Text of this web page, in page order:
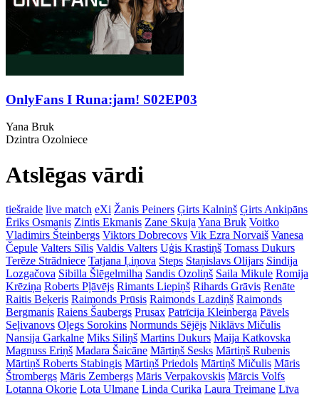
OnlyFans I Runa:jam! S02EP03
Yana Bruk
Dzintra Ozolniece
Atslēgas vārdi
tiešraide live match eXi Žanis Peiners Ģirts Kalniņš Ģirts Ankipāns
Ēriks Osmanis Zintis Ekmanis Zane Skuja Yana Bruk Voitko
Vladimirs Šteinbergs Viktors Dobrecovs Vik Ezra Norvaiš Vanesa
Čepule Valters Sīlis Valdis Valters Uģis Krastiņš Tomass Dukurs
Terēze Strādniece Tatjana Ļiņova Steps Staņislavs Olijars Sindija
Lozgačova Sibilla Šlēgelmilha Sandis Ozoliņš Saila Mikule Romija
Krēziņa Roberts Pļāvējs Rimants Liepiņš Rihards Grāvis Renāte
Raitis Beķeris Raimonds Prūsis Raimonds Lazdiņš Raimonds
Bergmanis Raiens Šaubergs Prusax Patrīcija Kleinberga Pāvels
Seļivanovs Oļegs Sorokins Normunds Sējējs Niklāvs Mičulis
Nansija Garkalne Miks Siliņš Martins Dukurs Maija Katkovska
Magnuss Eriņš Madara Šaicāne Mārtiņš Sesks Mārtiņš Rubenis
Mārtiņš Roberts Stabingis Mārtiņš Priedols Mārtiņš Mičulis Māris
Štrombergs Māris Zembergs Māris Verpakovskis Mārcis Volfs
Lotanna Okorie Lota Ulmane Linda Curika Laura Treimane Līva